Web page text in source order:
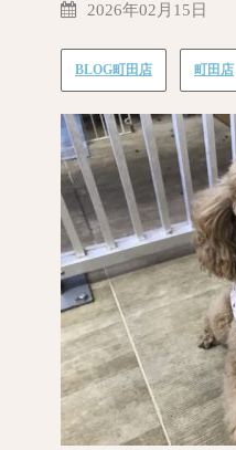
2026年02月15日
BLOG町田店 町田店